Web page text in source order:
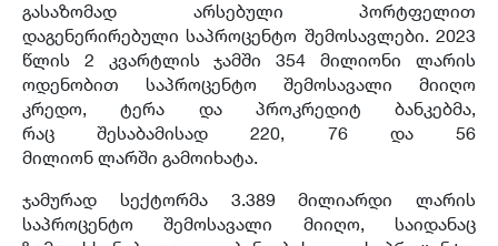
გასაზომად არსებული პორტფელით
დაგენერირებული საპროცენტო შემოსავლები. 2023
წლის 2 კვარტლის ჯამში 354 მილიონი ლარის
ოდენობით საპროცენტო შემოსავალი მიიღო
კრედო, ტერა და პროკრედიტ ბანკებმა,
რაც შესაბამისად 220, 76 და 56
მილიონ ლარში გამოიხატა.
ჯამურად სექტორმა 3.389 მილიარდი ლარის
საპროცენტო შემოსავალი მიიღო, საიდანაც